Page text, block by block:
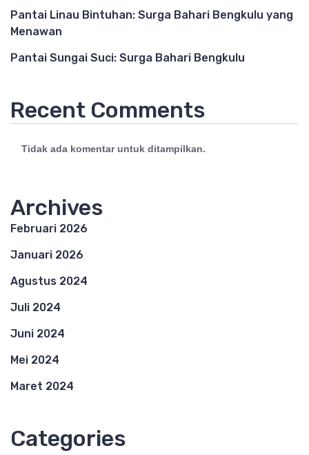
Pantai Linau Bintuhan: Surga Bahari Bengkulu yang
Menawan
Pantai Sungai Suci: Surga Bahari Bengkulu
Recent Comments
Tidak ada komentar untuk ditampilkan.
Archives
Februari 2026
Januari 2026
Agustus 2024
Juli 2024
Juni 2024
Mei 2024
Maret 2024
Categories